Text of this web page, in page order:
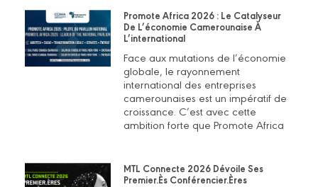
Promote Africa 2026 : Le Catalyseur
De L’économie Camerounaise À
L’international
Face aux mutations de l’économie
globale, le rayonnement
international des entreprises
camerounaises est un impératif de
croissance. C’est avec cette
ambition forte que Promote Africa
MTL Connecte 2026 Dévoile Ses
Premier.ès Conférencier.ères